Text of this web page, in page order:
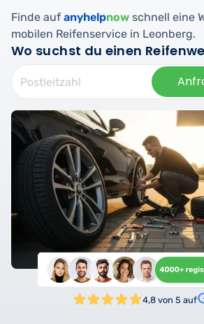
Finde auf anyhelpnow schnell eine
mobilen Reifenservice in Leonberg.
Wo suchst du einen
4,8 von 5 auf